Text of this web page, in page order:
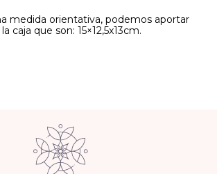
medida orientativa, podemos aportar
caja que son: 15×12,5x13cm.